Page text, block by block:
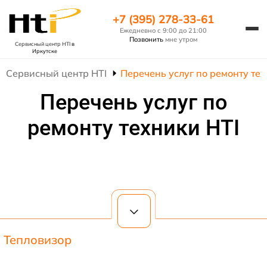
Сервисный центр HTIв
Иркутске
+7 (395) 278-33-61
Ежедневно с 9:00 до 21:00
Позвонить мне утром
Сервисный центр HTI Перечень услуг по ремонту
Перечень услуг по
ремонту техники HTI
Тепловизор